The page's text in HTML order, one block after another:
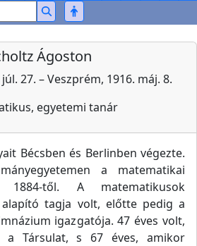
Ágoston
27. – Veszprém, 1916. máj. 8.
egyetemi tanár
Bécsben és Berlinben végezte.
a matematikai
1884-től. A matematikusok
alapító tagja volt, előtte pedig a
igazgatója. 47 éves volt,
a Társulat, s 67 éves, amikor